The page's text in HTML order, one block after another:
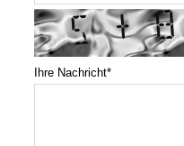
Ihre Nachricht*